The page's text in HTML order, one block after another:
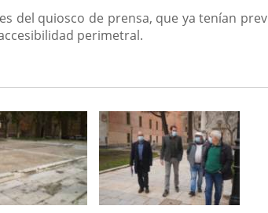
del quiosco de prensa, que ya tenían
perimetral.